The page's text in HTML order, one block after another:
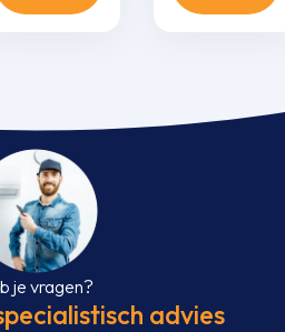
infrarood
infrarood
je vragen?
advies